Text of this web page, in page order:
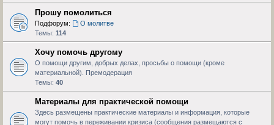
Прошу помолиться
Подфорум:
О молитве
Темы: 114
Хочу помочь другому
О помощи другим, добрых делах, просьбы о помощи (кроме
материальной). Премодерация
Темы: 40
Материалы для практической помощи
Здесь размещены практические материалы и информация, которые
могут помочь в переживании кризиса (сообщения размещаются с